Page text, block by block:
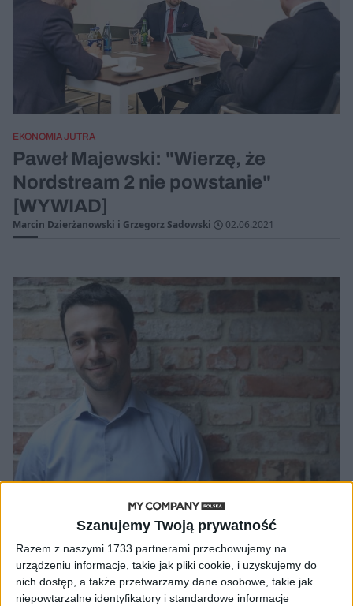
Szanujemy Twoją prywatność
Razem z naszymi 1733 partnerami przechowujemy na
urządzeniu informacje, takie jak pliki cookie, i uzyskujemy do
nich dostęp, a także przetwarzamy dane osobowe, takie jak
niepowtarzalne identyfikatory i standardowe informacje
EKONOMIA JUTRA
Paweł Majewski: "Wierzę, że
Nordstream 2 nie powstanie"
[WYWIAD]
Marcin Dzierżanowski i Grzegorz Sadowski 02.06.2021
Wojciech Fedorowicz, TDJ Pitango
Ventures: "W Polsce mamy swoisty
fetysz unicornów"
Cezary Szczepański 29.01.2021